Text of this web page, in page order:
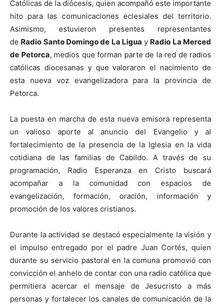
Católicas de la diócesis, quien acompañó este importante
hito para las comunicaciones eclesiales del territorio.
Asimismo, estuvieron presentes representantes
de Radio Santo Domingo de La Ligua y Radio La Merced
de Petorca, medios que forman parte de la red de radios
católicas diocesanas y que valoraron el nacimiento de
esta nueva voz evangelizadora para la provincia de
Petorca.
La puesta en marcha de esta nueva emisora representa
un valioso aporte al anuncio del Evangelio y al
fortalecimiento de la presencia de la Iglesia en la vida
cotidiana de las familias de Cabildo. A través de su
programación, Radio Esperanza en Cristo buscará
acompañar a la comunidad con espacios de
evangelización, formación, oración, información y
promoción de los valores cristianos.
Durante la actividad se destacó especialmente la visión y
el impulso entregado por el padre Juan Cortés, quien
durante su servicio pastoral en la comuna promovió con
convicción el anhelo de contar con una radio católica que
permitiera acercar el mensaje de Jesucristo a más
personas y fortalecer los canales de comunicación de la